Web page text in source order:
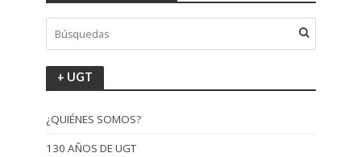
+ UGT
¿QUIÉNES SOMOS?
130 AÑOS DE UGT